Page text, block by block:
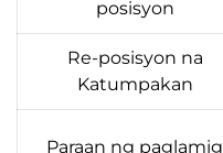
posisyon
Re-posisyon na
Katumpakan
Paraan ng paglamig